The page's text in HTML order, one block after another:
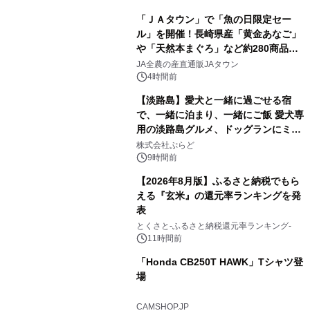
「ＪＡタウン」で「魚の日限定セー
ル」を開催！長崎県産「黄金あなご」
や「天然本まぐろ」など約280商品を
販売！～毎月１０日の定例企画～
JA全農の産直通販JAタウン
4時間前
【淡路島】愛犬と一緒に過ごせる宿
で、一緒に泊まり、一緒にご飯 愛犬専
用の淡路島グルメ、ドッグランにミニ
プール グランピングとトレーラーハウ
スの2施設で
株式会社ぷらど
9時間前
【2026年8月版】ふるさと納税でもら
える『玄米』の還元率ランキングを発
表
とくさと-ふるさと納税還元率ランキング-
11時間前
「Honda CB250T HAWK」Tシャツ登
場
CAMSHOP.JP